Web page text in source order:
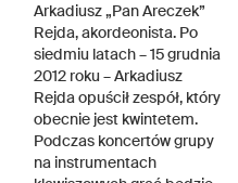
Arkadiusz „Pan Areczek”
Rejda, akordeonista. Po
siedmiu latach – 15 grudnia
2012 roku – Arkadiusz
Rejda opuścił zespół, który
obecnie jest kwintetem.
Podczas koncertów grupy
na instrumentach